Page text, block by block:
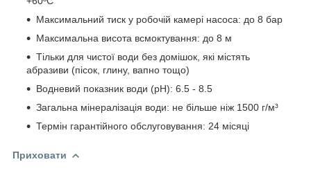
Максимальний тиск у робочій камері насоса: до 8 бар
Максимальна висота всмоктування: до 8 м
Тільки для чистої води без домішок, які містять
абразиви (пісок, глину, вапно тощо)
Водневий показник води (pH): 6.5 - 8.5
Загальна мінералізація води: не більше ніж 1500 г/м³
Термін гарантійного обслуговування: 24 місяці
Приховати